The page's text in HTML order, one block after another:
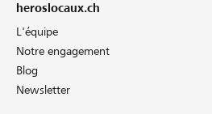
heroslocaux.ch
L'équipe
Notre engagement
Blog
Newsletter